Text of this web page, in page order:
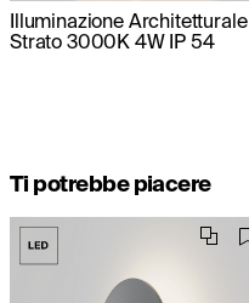
Illuminazione Architetturale
Strato 3000K 4W IP 54
Ti potrebbe piacere